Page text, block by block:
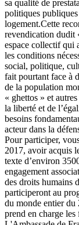
sa qualité de
politiques publiques
logement.Cette
revendication dudit
espace collectif qui
les conditions
social, politique,
fait pourtant face à
de la population
« ghettos » et
la liberté et de
besoins
acteur dans la
Pour participer,
2017, avoir acquis
texte d’environ
engagement
des droits humains
participeront au
du monde entier
prend en charge